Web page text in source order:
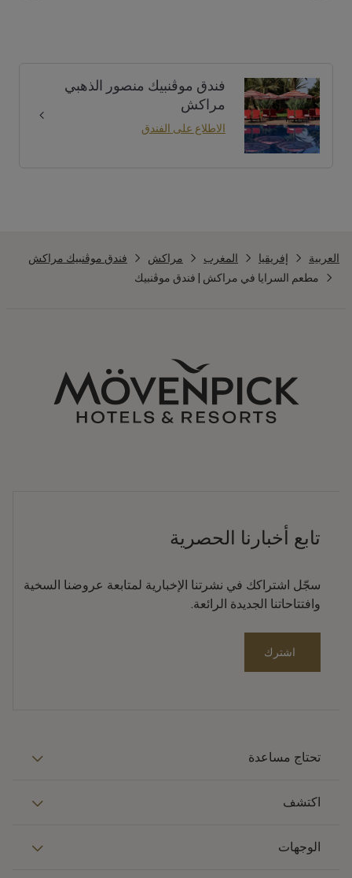
فندق موڤنبيك منصور الذهبي
مراكش
الاطلاع على الفندق
العربية إفريقيا المغرب مراكش
فندق موڤنبيك مراكش
مطعم السرايا في مراكش | فندق موڤنبيك
تابع أخبارنا الحصرية
سجّل اشتراكك في نشرتنا الإخبارية لمتابعة عروضنا السخية
وافتتاحاتنا الجديدة الرائعة.
اشترك
تحتاج مساعدة
اكتشف
الوجهات